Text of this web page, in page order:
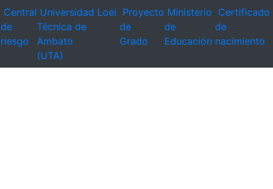
Central
de
riesgo
Universidad
Técnica de
Ambato
(UTA)
Loei Proyecto
de
Grado
Ministerio
de
Educación
Certificado
de
nacimiento